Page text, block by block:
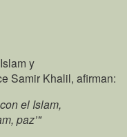
y
Samir Khalil, afirman:
el Islam,
paz’"